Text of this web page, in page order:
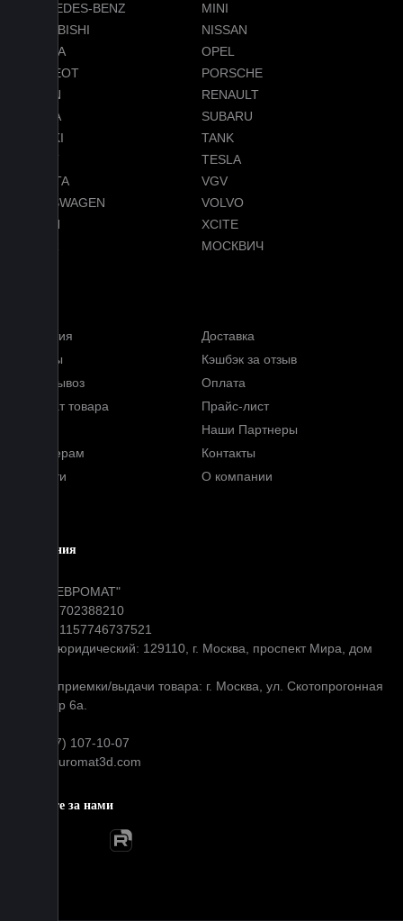
MERCEDES-BENZ
MINI
MITSUBISHI
NISSAN
OMODA
OPEL
PEUGEOT
PORSCHE
RAVON
RENAULT
SKODA
SUBARU
SUZUKI
TANK
TENET
TESLA
TOYOTA
VGV
VOLKSWAGEN
VOLVO
VOYAH
XCITE
МОСКВИЧ
Гарантия
Доставка
Отзывы
Кэшбэк за отзыв
Самовывоз
Оплата
Возврат товара
Прайс-лист
Наши Партнеры
Партнерам
Контакты
Новости
О компании
Компания
ООО "ЕВРОМАТ"
ИНН: 7702388210
ОГРН: 1157746737521
Адрес юридический: 129110, г. Москва, проспект Мира, дом
Адрес приемки/выдачи товара: г. Москва, ул. Скотопрогонная
д 35 стр 6а.
+7 (977) 107-10-07
info@euromat3d.com
Следите за нами